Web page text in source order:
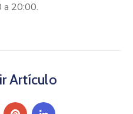
a 20:00.
Artículo